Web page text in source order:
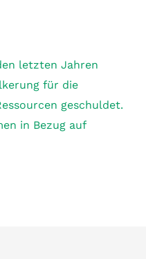
letzten Jahren
für die
geschuldet.
in Bezug auf